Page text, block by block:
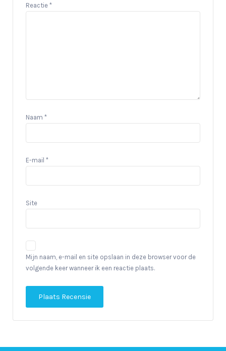
Reactie *
Naam *
E-mail *
Site
Mijn naam, e-mail en site opslaan in deze browser voor de
volgende keer wanneer ik een reactie plaats.